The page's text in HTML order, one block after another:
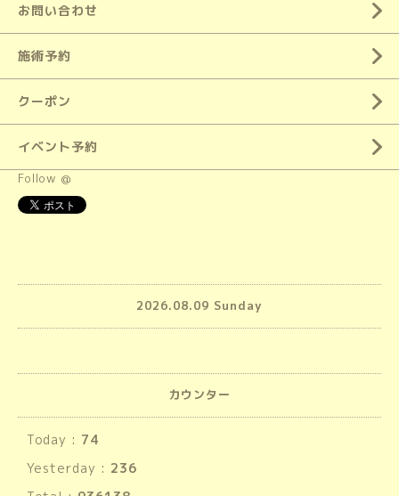
お問い合わせ
施術予約
クーポン
イベント予約
Follow @
2026.08.09 Sunday
カウンター
Today : 74
Yesterday : 236